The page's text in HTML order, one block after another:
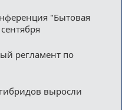
"Бытовая
регламент по
выросли